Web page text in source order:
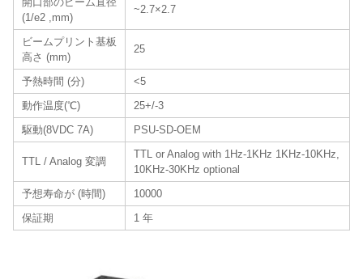
(1/e2 ,mm)
~2.7×2.7
ビームプリント基板
高さ (mm)
25
予熱時間 (分)
<5
動作温度(℃)
25+/-3
駆動(8VDC 7A)
PSU-SD-OEM
TTL / Analog 変調
TTL or Analog with 1Hz-1KHz 1KHz-10KHz,
10KHz-30KHz optional
予想寿命が (時間)
10000
保証期
1 年